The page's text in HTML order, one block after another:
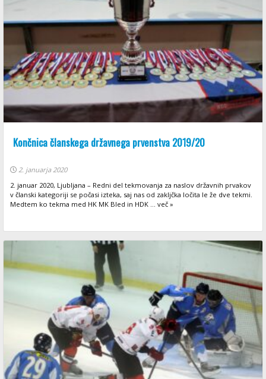
Končnica članskega državnega prvenstva 2019/20
2. januarja 2020
2. januar 2020, Ljubljana – Redni del tekmovanja za naslov državnih prvakov
v članski kategoriji se počasi izteka, saj nas od zakljčka ločita le že dve tekmi.
Medtem ko tekma med HK MK Bled in HDK ... več »